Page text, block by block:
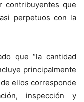
contribuyentes que
perpetuos con la
que “la cantidad
principalmente
ellos corresponde
inspección y